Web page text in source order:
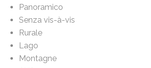
Panoramico
Senza vis-à-vis
Rurale
Lago
Montagne